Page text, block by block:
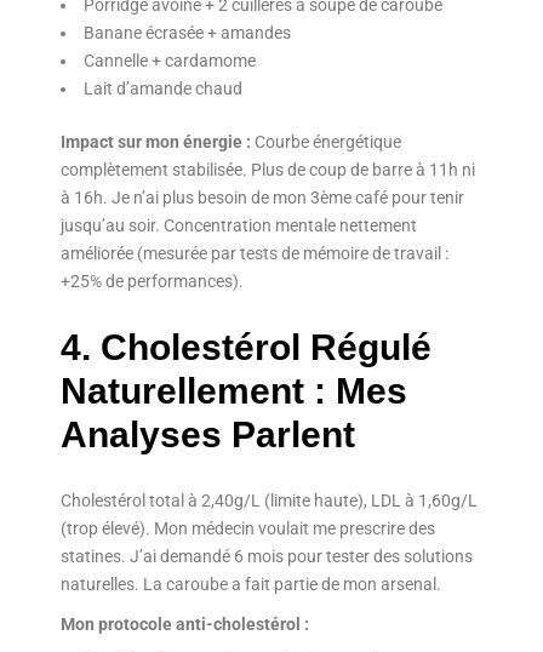
Porridge avoine + 2 cuillères à soupe de caroube
Banane écrasée + amandes
Cannelle + cardamome
Lait d’amande chaud
Impact sur mon énergie : Courbe énergétique
complètement stabilisée. Plus de coup de barre à 11h ni
à 16h. Je n’ai plus besoin de mon 3ème café pour tenir
jusqu’au soir. Concentration mentale nettement
améliorée (mesurée par tests de mémoire de travail :
+25% de performances).
4. Cholestérol Régulé
Naturellement : Mes
Analyses Parlent
Cholestérol total à 2,40g/L (limite haute), LDL à 1,60g/L
(trop élevé). Mon médecin voulait me prescrire des
statines. J’ai demandé 6 mois pour tester des solutions
naturelles. La caroube a fait partie de mon arsenal.
Mon protocole anti-cholestérol :